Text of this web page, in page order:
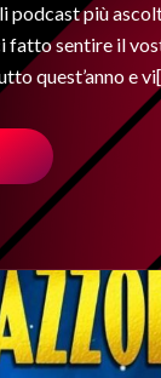
podcast più
fatto sentire il
quest’anno e